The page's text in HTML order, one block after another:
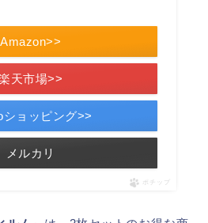
Amazon>>
天市場>>
ショッピング>>
メルカリ
ポチップ